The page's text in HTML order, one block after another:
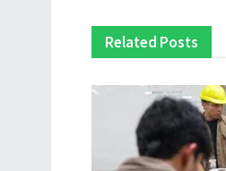
Related Posts